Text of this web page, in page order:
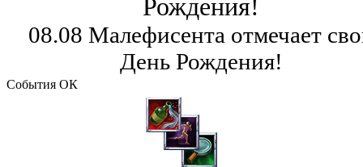
Рождения!
08.08 Малефисента отмечает
День Рождения!
События ОК